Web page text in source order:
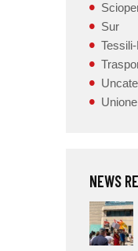
Sur
NEWS